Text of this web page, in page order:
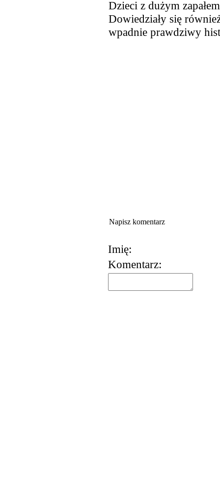
Dzieci z dużym
Dowiedziały się
wpadnie prawdziwy
Napisz komentarz
Imię:
Komentarz: